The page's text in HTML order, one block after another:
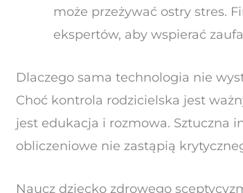
może przeżywać ostry stres.
ekspertów, aby wspierać
Dlaczego sama technologia nie
Choć kontrola rodzicielska jest
jest edukacja i rozmowa. Sztuczna
obliczeniowe nie zastąpią
Naucz dziecko zdrowego